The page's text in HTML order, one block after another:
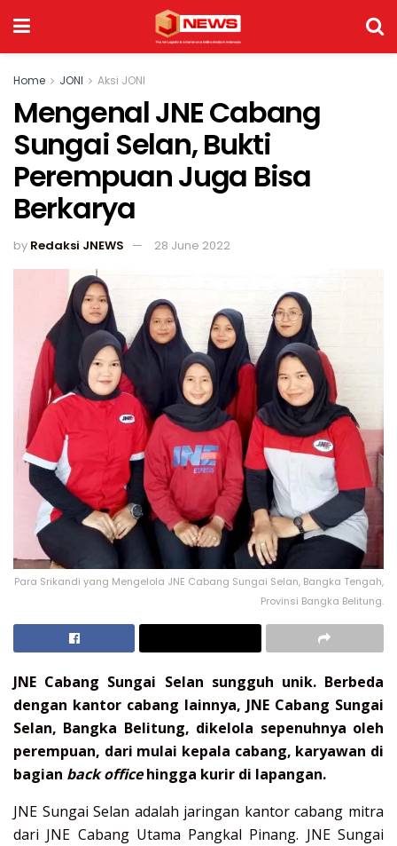
Home JONI Aksi JONI
Mengenal JNE Cabang
Sungai Selan, Bukti
Perempuan Juga Bisa
Berkarya
by Redaksi JNEWS 28 June 2022
Para Srikandi yang Mengelola JNE Cabang Sungai Selan, Bangka Tengah,
Provinsi Bangka Belitung.
JNE Cabang Sungai Selan sungguh unik. Berbeda
dengan kantor cabang lainnya, JNE Cabang Sungai
Selan, Bangka Belitung, dikelola sepenuhnya oleh
perempuan, dari mulai kepala cabang, karyawan di
bagian back officehingga kurir di lapangan.
JNE Sungai Selan adalah jaringan kantor cabang mitra
dari JNE Cabang Utama Pangkal Pinang. JNE Sungai